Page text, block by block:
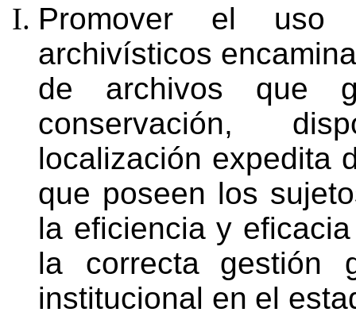
Promover el
uso
archivísticos
de
archivos que
conservación,
localización expedita
que poseen los
la eficiencia y
la correcta
gestión
institucional en el